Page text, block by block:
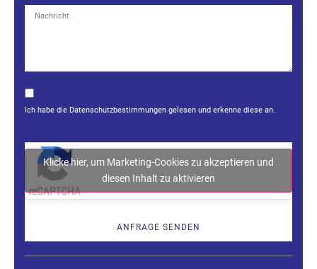
Ich habe die Datenschutzbestimmungen gelesen und erkenne diese an.
Klicke hier, um Marketing-Cookies zu akzeptieren und
diesen Inhalt zu aktivieren
ANFRAGE SENDEN